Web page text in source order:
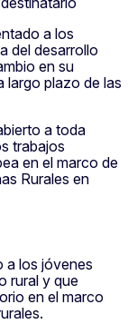
a los
del desarrollo
en su
largo plazo de las
a toda
trabajos
en el marco de
Rurales en
a los jóvenes
rural y que
en el marco